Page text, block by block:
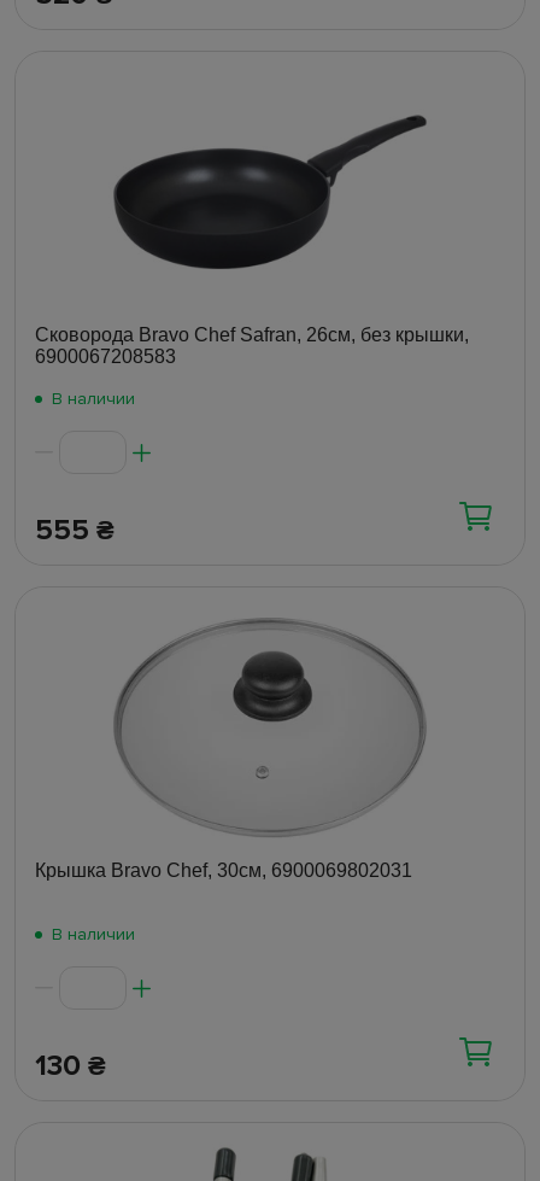
Сковорода Bravo Chef Safran, 26см, без крышки,
6900067208583
В наличии
555 ₴
Крышка Bravo Chef, 30см, 6900069802031
В наличии
130 ₴